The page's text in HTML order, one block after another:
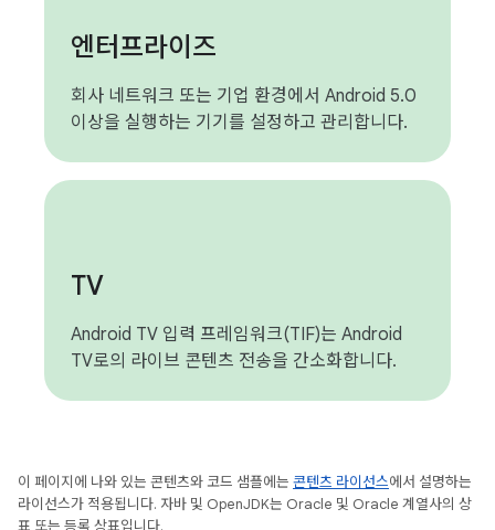
엔터프라이즈
회사 네트워크 또는 기업 환경에서 Android 5.0
이상을 실행하는 기기를 설정하고 관리합니다.
TV
Android TV 입력 프레임워크(TIF)는 Android
TV로의 라이브 콘텐츠 전송을 간소화합니다.
이 페이지에 나와 있는 콘텐츠와 코드 샘플에는 콘텐츠 라이선스에서 설명하는
라이선스가 적용됩니다. 자바 및 OpenJDK는 Oracle 및 Oracle 계열사의 상
표 또는 등록 상표입니다.